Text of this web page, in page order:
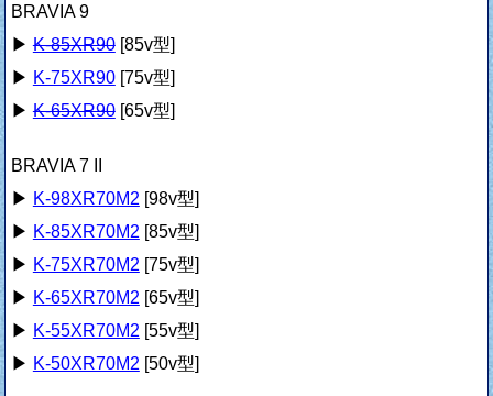
BRAVIA 9
▶K-85XR90[85v型]
▶ K-75XR90[75v型]
▶K-65XR90[65v型]
BRAVIA 7 II
▶ K-98XR70M2 [98v型]
▶ K-85XR70M2 [85v型]
▶ K-75XR70M2 [75v型]
▶ K-65XR70M2 [65v型]
▶ K-55XR70M2 [55v型]
▶ K-50XR70M2 [50v型]